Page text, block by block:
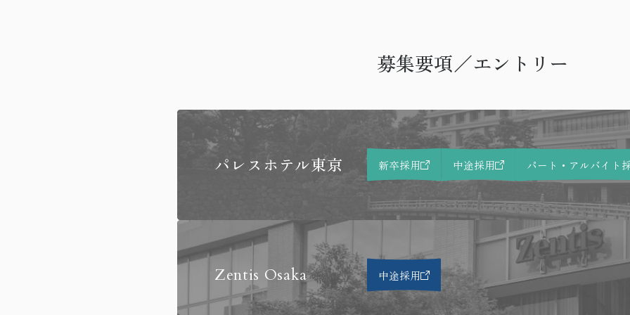
募集要項／エントリー
パレスホテル東京 新卒採用 中途採用 パート・アルバイト
Zentis Osaka 中途採用